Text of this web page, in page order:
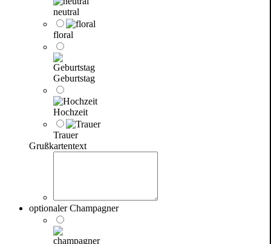
neutral
floral
Geburtstag
Hochzeit
Trauer
Grußkartentext
optionaler Champagner